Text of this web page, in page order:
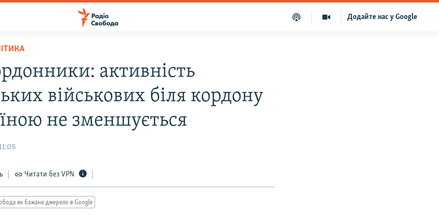
Додайте нас у Google
активність
військових біля кордону
не зменшується
Читати без VPN
як бажане джерело в Google